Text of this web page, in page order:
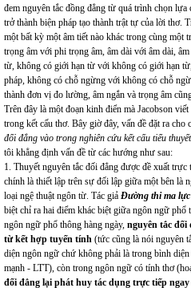
đem nguyên tắc đồng đẳng từ quá trình chọn
trở thành biện pháp tạo thành trật tự của lời thơ.
một bất kỳ một âm tiết nào khác trong cùng
trọng âm với phi trọng âm, âm dài với âm dài,
từ, không có giới hạn từ với không có giới hạn
pháp, không có chỗ ngừng với không có chỗ
thành đơn vị đo lường, âm ngắn và trọng âm
Trên đây là một đoạn kinh điển mà Jacobson
trong kết cấu thơ. Bây giờ đây, vấn đề đặt ra cho
đối đẳng vào trong nghiên cứu kết cấu tiểu
tôi khẳng định vấn đề từ các hướng như sau:
1. Thuyết nguyên tắc đối đẳng được đề xuất
chính là thiết lập trên sự đối lập giữa một bên là
loại ngệ thuật ngôn từ. Tác giả Đường thi ma lực
biệt chỉ ra hai điểm khác biệt giữa ngôn ngữ
ngôn ngữ phổ thông hàng ngày, nguyên tắc đối
từ kết hợp tuyến tính (tức cũng là nói nguyên
diện ngôn ngữ chứ không phải là trong bình
mạnh - LTT), còn trong ngôn ngữ có tính thơ
đối đẳng lại phát huy tác dụng trực tiếp